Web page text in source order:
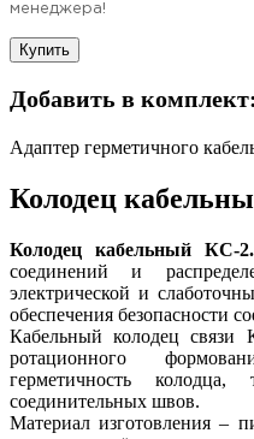
менеджера!
Купить
Добавить в комплект:
Адаптер герметичного
Колодец
Колодец кабельный КС-
соединений и
электрической и
обеспечения безопасности
Кабельный колодец связи
ротационного
герметичность
соединительных швов.
Материал изготовления –